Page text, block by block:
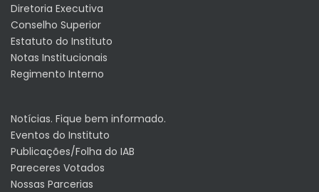
Diretoria Executiva
Conselho Superior
Estatuto do Instituto
Notas Institucionais
Regimento Interno
Notícias. Fique bem informado.
Eventos do Instituto
Publicações/Folha do IAB
Pareceres Votados
Nossas Parcerias